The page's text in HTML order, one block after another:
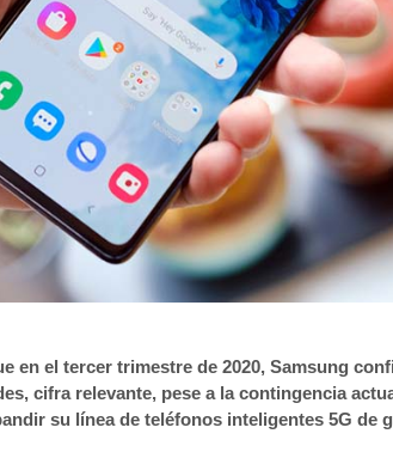
en el tercer trimestre de 2020, Samsung
cifra relevante, pese a la contingencia
su línea de teléfonos inteligentes 5G de